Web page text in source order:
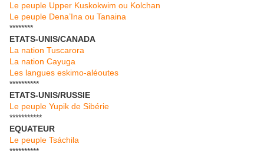
Le peuple Upper Kuskokwim ou Kolchan
Le peuple Dena’Ina ou Tanaina
********
ETATS-UNIS/CANADA
La nation Tuscarora
La nation Cayuga
Les langues eskimo-aléoutes
**********
ETATS-UNIS/RUSSIE
Le peuple Yupik de Sibérie
***********
EQUATEUR
Le peuple Tsáchila
**********